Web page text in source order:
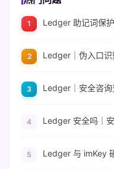
Ledger 助记词保护
Ledger｜伪入口
Ledger｜安全咨询
Ledger 安全吗｜
Ledger 与 imKey